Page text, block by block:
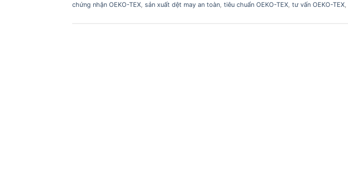
chứng nhận OEKO-TEX sản xuất dệt may an toàn tiêu chuẩn OEKO-TEX tư vấn OEKO-TEX